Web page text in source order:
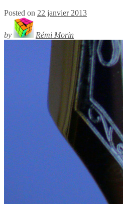
Posted on 22 janvier 2013
by Rémi Morin